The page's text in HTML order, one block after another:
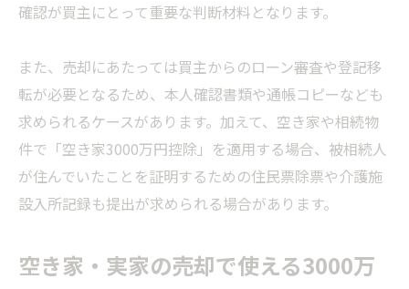
確認が買主にとって重要な判断材料となります。
また、売却にあたっては買主からのローン審査や登記移
転が必要となるため、本人確認書類や通帳コピーなども
求められるケースがあります。加えて、空き家や相続物
件で「空き家3000万円控除」を適用する場合、被相続人
が住んでいたことを証明するための住民票除票や介護施
設入所記録も提出が求められる場合があります。
空き家・実家の売却で使える3000万